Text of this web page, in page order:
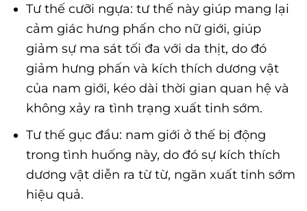
Tư thế cưỡi ngựa: tư thế này giúp mang lại
cảm giác hưng phấn cho nữ giới, giúp
giảm sự ma sát tối đa với da thịt, do đó
giảm hưng phấn và kích thích dương vật
của nam giới, kéo dài thời gian quan hệ và
không xảy ra tình trạng xuất tinh sớm.
Tư thế gục đầu: nam giới ở thế bị động
trong tình huống này, do đó sự kích thích
dương vật diễn ra từ từ, ngăn xuất tinh sớm
hiệu quả.